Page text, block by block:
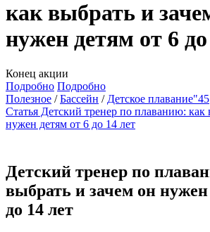
как выбрать и
нужен детям от 6
Конец акции
Подробно Подробно
Полезное
Бассейн
Детское плавание"45
Статья Детский тренер по плаванию: как
нужен детям от 6 до 14 лет
Детский тренер по
выбрать и зачем он
до 14 лет